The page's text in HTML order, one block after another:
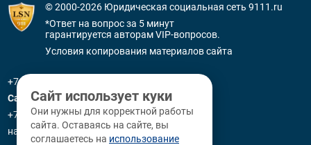
© 2000-2026 Юридическая социальная сеть 9111.ru
*Ответ на вопрос за 5 минут
гарантируется авторам VIP-вопросов.
Условия копирования материалов сайта
+7 (800) 505-91-11
Санкт-Петербург
+7 (812) 336-92-64
наб. р. Фонтанки, д. 59
Сайт использует куки
Они нужны для корректной работы
сайта. Оставаясь на сайте, вы
соглашаетесь на использование